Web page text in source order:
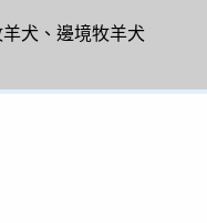
犬、邊境牧羊犬